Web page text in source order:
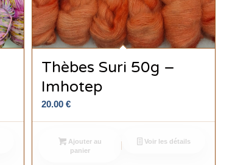
Thèbes Suri 50g –
Imhotep
20.00€
Ajouter au
panier
Voir les détails